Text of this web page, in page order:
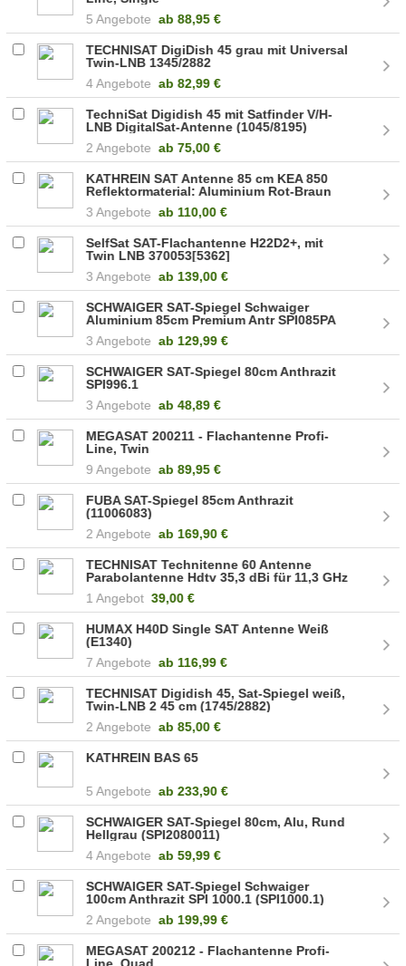
5 Angebote ab 88,95 €
TECHNISAT DigiDish 45 grau mit Universal
Twin-LNB 1345/2882
4 Angebote ab 82,99 €
TechniSat Digidish 45 mit Satfinder V/H-
LNB DigitalSat-Antenne (1045/8195)
2 Angebote ab 75,00 €
KATHREIN SAT Antenne 85 cm KEA 850
Reflektormaterial: Aluminium Rot-Braun
3 Angebote ab 110,00 €
SelfSat SAT-Flachantenne H22D2+, mit
Twin LNB 370053[5362]
3 Angebote ab 139,00 €
SCHWAIGER SAT-Spiegel Schwaiger
Aluminium 85cm Premium Antr SPI085PA
3 Angebote ab 129,99 €
SCHWAIGER SAT-Spiegel 80cm Anthrazit
SPI996.1
3 Angebote ab48,89 €
MEGASAT 200211 - Flachantenne Profi-
Line, Twin
9 Angebote ab 89,95 €
FUBA SAT-Spiegel 85cm Anthrazit
(11006083)
2 Angebote ab 169,90 €
TECHNISAT Technitenne 60 Antenne
Parabolantenne Hdtv 35,3 dBi für 11,3 GHz
1 Angebot 39,00 €
HUMAX H40D Single SAT Antenne Weiß
(E1340)
7 Angebote ab 116,99 €
TECHNISAT Digidish 45, Sat-Spiegel weiß,
Twin-LNB 2 45 cm (1745/2882)
2 Angebote ab 85,00 €
KATHREIN BAS 65
5 Angebote ab 233,90 €
SCHWAIGER SAT-Spiegel 80cm, Alu, Rund
Hellgrau (SPI2080011)
4 Angebote ab 59,99 €
SCHWAIGER SAT-Spiegel Schwaiger
100cm Anthrazit SPI 1000.1 (SPI1000.1)
2 Angebote ab 199,99 €
MEGASAT 200212 - Flachantenne Profi-
Line, Quad